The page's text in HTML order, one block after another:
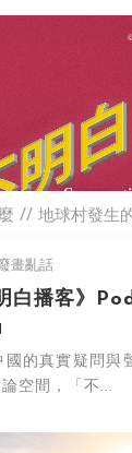
地球村發生
畫亂話
白播客》
的真實疑問與
空間，「不...